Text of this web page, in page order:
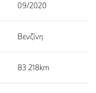
09/2020
Βενζίνη
83 218km